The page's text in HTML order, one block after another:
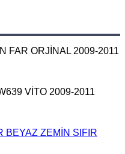
FAR ORJİNAL 2009-2011
VİTO 2009-2011